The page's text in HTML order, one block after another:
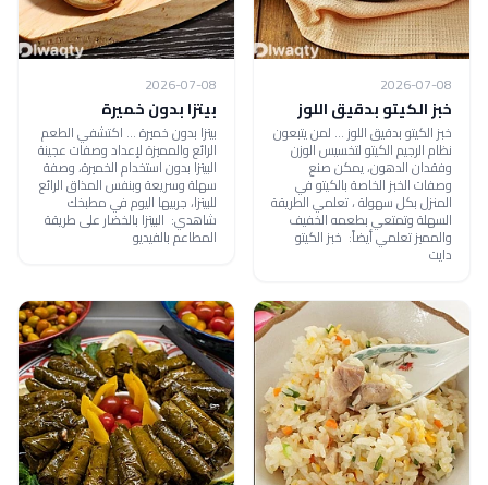
2026-07-08
خبز الكيتو بدقيق اللوز
خبز الكيتو بدقيق اللوز ... لمن يتبعون
نظام الرجيم الكيتو لتخسيس الوزن
وفقدان الدهون، يمكن صنع
وصفات الخبز الخاصة بالكيتو في
المنزل بكل سهولة ، تعلمي الطريقة
السهلة وتمتعي بطعمه الخفيف
والمميز تعلمي أيضاً: خبز الكيتو
دايت
2026-07-08
بيتزا بدون خميرة
بيتزا بدون خميرة ... اكتشفي الطعم
الرائع والمميزة لإعداد وصفات عجينة
البيتزا بدون استخدام الخميرة، وصفة
سهلة وسريعة وبنفس المذاق الرائع
للبيتزا، جربيها اليوم في مطبخك
شاهدي: البيتزا بالخضار على طريقة
المطاعم بالفيديو